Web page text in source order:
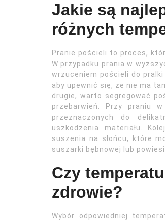
Jakie są
różnych
Pranie pościeli to proces,
W przypadku prania w
wrzuceniem pościeli do
aby upewnić się, że nie ma
drugie, warto segregować
przebarwień. Przy praniu
przeznaczonych do
uszkodzenia materiału.
suszenia na słońcu, które
suszarki bębnowej lub
Czy
zdrowie?
Wybór odpowiedniej